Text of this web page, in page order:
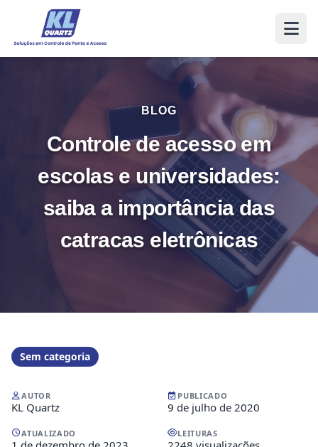
BLOG
Controle de acesso em
escolas e universidades:
saiba a importância das
catracas eletrônicas
Sem categoria
AUTOR
KL Quartz
PUBLICADO
9 de julho de 2020
ATUALIZADO LEITURAS